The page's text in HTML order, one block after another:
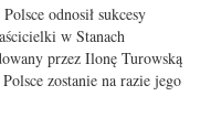
odnosił sukcesy
w Stanach
przez Ilonę Turowską
zostanie na razie jego